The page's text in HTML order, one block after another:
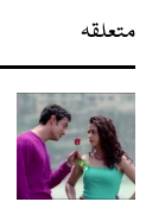
متعلقہ